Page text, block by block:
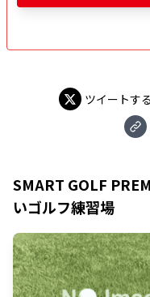
ツイートする
SMART GOLF
いゴルフ練習場